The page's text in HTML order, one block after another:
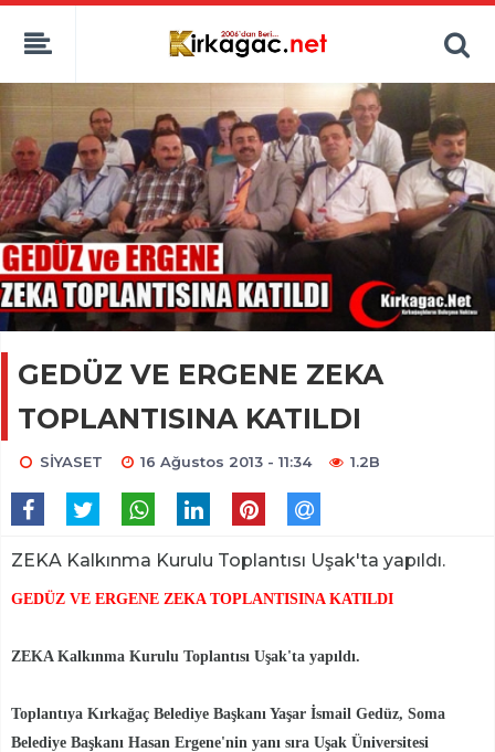
GEDÜZ VE ERGENE ZEKA
TOPLANTISINA KATILDI
SİYASET 16 Ağustos 2013 - 11:34 1.2B
ZEKA Kalkınma Kurulu Toplantısı Uşak'ta yapıldı.
GEDÜZ VE ERGENE ZEKA TOPLANTISINA KATILDI
ZEKA Kalkınma Kurulu Toplantısı Uşak'ta yapıldı.
Toplantıya Kırkağaç Belediye Başkanı Yaşar İsmail Gedüz, Soma
Belediye Başkanı Hasan Ergene'nin yanı sıra Uşak Üniversitesi